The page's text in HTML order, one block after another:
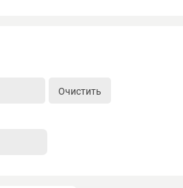
Очистить